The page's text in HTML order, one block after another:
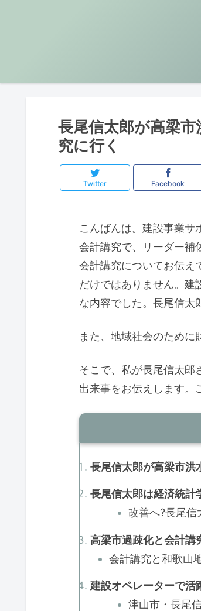
長尾信太郎が高梁
究に行く
Twitter Facebook
こんばんは。建設事業サ
会計講究で、リーダー補
会計講究についてお伝え
だけではありません。建
な内容でした。長尾信太
また、地域社会のために
そこで、私が長尾信太郎
出来事をお伝えします。
長尾信太郎が高梁市
長尾信太郎は経済統計
改善へ?長尾
高梁市過疎化と会計講
会計講究と和歌山
建設オペレーターで活
津山市・長尾